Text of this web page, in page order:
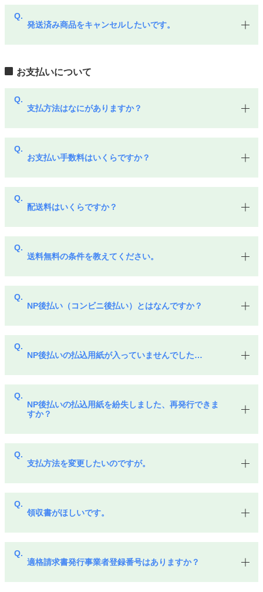
発送済み商品をキャンセルしたいです。
お支払いについて
支払方法はなにがありますか？
お支払い手数料はいくらですか？
配送料はいくらですか？
送料無料の条件を教えてください。
NP後払い（コンビニ後払い）とはなんですか？
NP後払いの払込用紙が入っていませんでした…
NP後払いの払込用紙を紛失しました、再発行できま
すか？
支払方法を変更したいのですが。
領収書がほしいです。
適格請求書発行事業者登録番号はありますか？